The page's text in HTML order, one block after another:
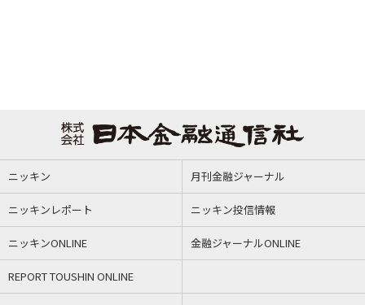
ニッキン 月刊金融ジャーナル
ニッキンレポート ニッキン投信情報
ニッキンONLINE 金融ジャーナルONLINE
REPORT TOUSHIN ONLINE